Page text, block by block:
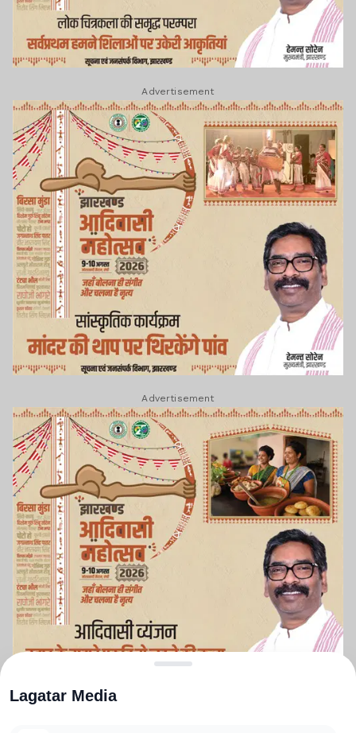
Advertisement
Advertisement
Lagatar Media